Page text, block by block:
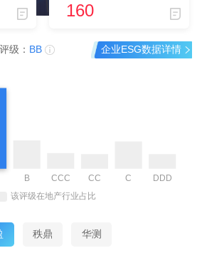
160
级： BB 企业ESG数据详情
秩鼎 华测